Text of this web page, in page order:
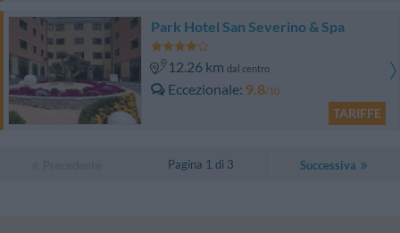
Park Hotel San Severino & Spa
12.26 km dal centro
Eccezionale 9.8/10
TARIFFE
Pagina 1 di 3 Successiva